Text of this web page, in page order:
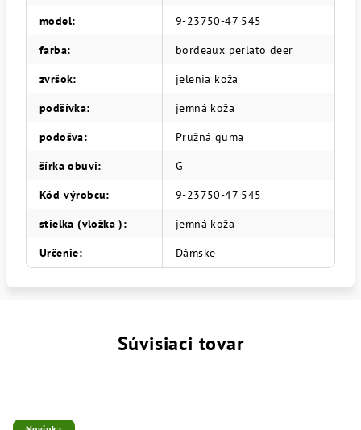
model:
9-23750-47 545
farba:
bordeaux perlato deer
zvršok:
jelenia koža
podšívka:
jemná koža
podošva:
Pružná guma
šírka obuvi:
G
Kód výrobcu:
9-23750-47 545
stielka (vložka ):
jemná koža
Určenie: Dámske
Súvisiaci tovar